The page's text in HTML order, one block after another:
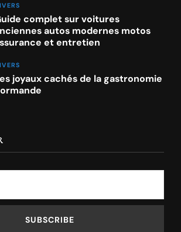
complet sur voitures
autos modernes motos
et entretien
joyaux cachés de la gastronomie